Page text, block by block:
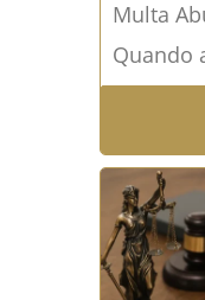
Multa
Quando
Reduzir
garantir
mais →